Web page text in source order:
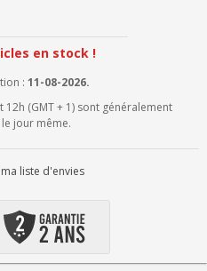
en stock !
: 11-08-2026.
(GMT + 1) sont généralement
jour même.
liste d'envies